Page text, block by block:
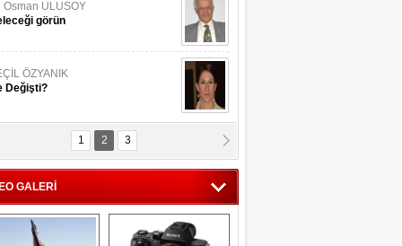
Osman ULUSOY
görün
ÖZYANIK
Değişti?
KÖYATASI
Vatan !
1 2 3
GALERİ